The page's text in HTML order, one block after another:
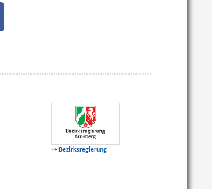
⇒ Bezirksregierung